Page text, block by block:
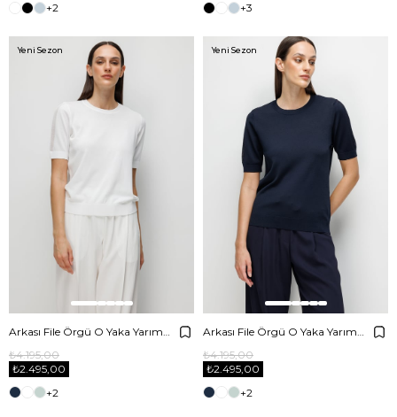
+2 +3
₺2.495,00
₺4.195,00
+2
Yeni Sezon
₺2.495,00
₺4.195,00
+2
Yeni Sezon